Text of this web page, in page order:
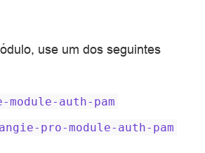
use um dos seguintes
module-auth-pam
angie-pro-module-auth-pam